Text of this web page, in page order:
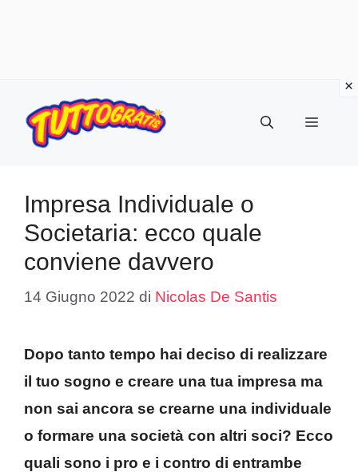
contenuto
Menu
Impresa Individuale o
Societaria: ecco quale
conviene davvero
14 Giugno 2022 di Nicolas De Santis
Dopo tanto tempo hai deciso di realizzare
il tuo sogno e creare una tua impresa ma
non sai ancora se crearne una individuale
o formare una società con altri soci? Ecco
quali sono i pro e i contro di entrambe